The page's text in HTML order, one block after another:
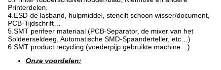
Printerdelen.
4.ESD-de lasband, hulpmiddel, stencilt schoon wisser/document,
PCB-Tijdschrift…
5.SMT perifeer materiaal (PCB-Separator, de mixer van het
Soldeerseldeeg, Automatische SMD-Spaanderteller, etc…)
6.SMT product recycling (voederpijp gebruikte machine…)
Onze voordelen: